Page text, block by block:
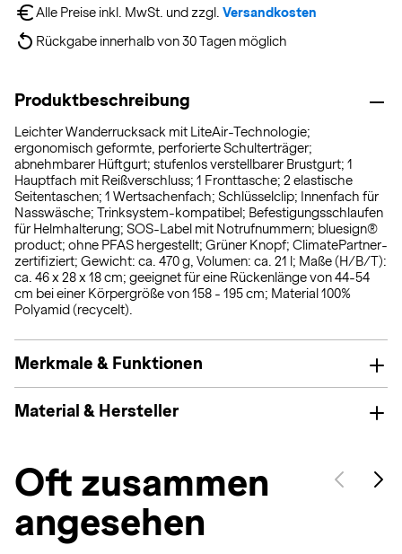
Alle Preise inkl. MwSt. und zzgl. Versandkosten
Rückgabe innerhalb von 30 Tagen möglich
Produktbeschreibung
Leichter Wanderrucksack mit LiteAir-Technologie;
ergonomisch geformte, perforierte Schulterträger;
abnehmbarer Hüftgurt; stufenlos verstellbarer Brustgurt; 1
Hauptfach mit Reißverschluss; 1 Fronttasche; 2 elastische
Seitentaschen; 1 Wertsachenfach; Schlüsselclip; Innenfach für
Nasswäsche; Trinksystem-kompatibel; Befestigungsschlaufen
für Helmhalterung; SOS-Label mit Notrufnummern; bluesign®
product; ohne PFAS hergestellt; Grüner Knopf; ClimatePartner-
zertifiziert; Gewicht: ca. 470 g, Volumen: ca. 21 l; Maße (H/B/T):
ca. 46 x 28 x 18 cm; geeignet für eine Rückenlänge von 44-54
cm bei einer Körpergröße von 158 - 195 cm; Material 100%
Polyamid (recycelt).
Merkmale & Funktionen
Material & Hersteller
Oft zusammen
angesehen